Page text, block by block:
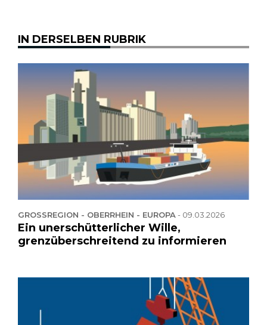
IN DERSELBEN RUBRIK
GROSSREGION - OBERRHEIN - EUROPA - 09.03.2026
Ein unerschütterlicher Wille,
grenzüberschreitend zu informieren